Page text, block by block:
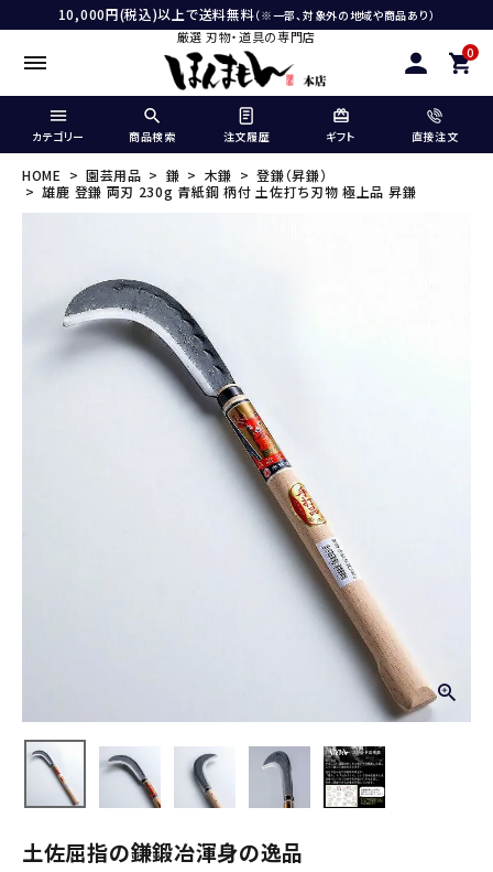
10,000円(税込)以上で送料無料（※一部、対象外の地域や商品あり）
厳選 刃物・道具の専門店
0
カテゴリー 商品検索 注文履歴 ギフト 直接注文
HOME 園芸用品 鎌 木鎌
登鎌（昇鎌）
雄鹿 登鎌 両刃 230g 青紙鋼 柄付 土佐打ち刃物 極上品 昇鎌
土佐屈指の鎌鍛冶渾身の逸品